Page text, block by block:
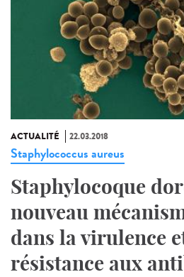
ACTUALITÉ 22.03.2018
Staphylococcus aureus
Staphylocoque
nouveau
dans la virulence
résistance aux